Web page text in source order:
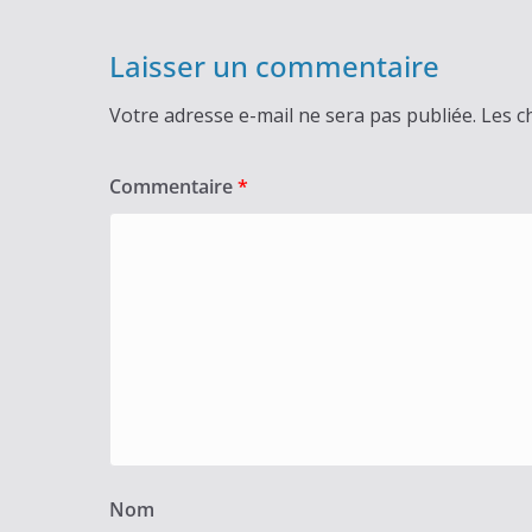
Laisser un commentaire
Votre adresse e-mail ne sera pas publiée. Les
Commentaire*
Nom